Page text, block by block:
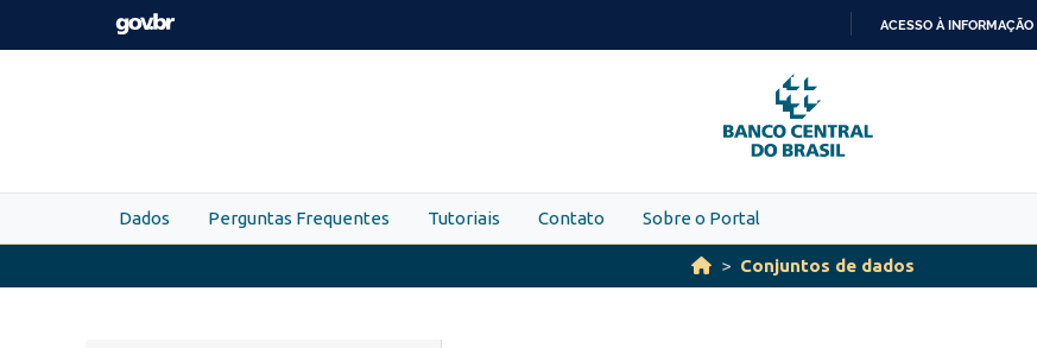
Skip to main content
PARA
O
CONTEÚDO
ACESSO À INFORMAÇÃO
Dados Perguntas Frequentes Tutoriais Contato Sobre o Portal
Conjuntos de dados